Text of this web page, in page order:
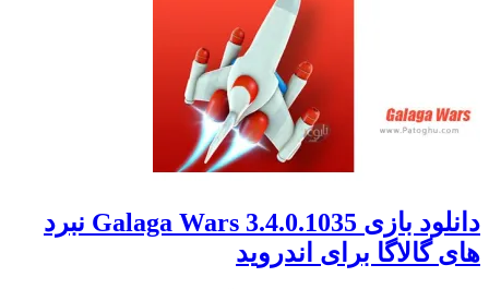
دانلود بازی Galaga Wars 3.4.0.1035 نبرد
های گالاگا برای اندروید